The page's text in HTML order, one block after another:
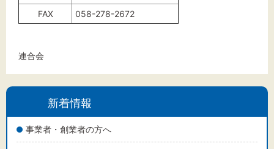
新着情報
事業者・創業者の方へ
FAX
058-278-2672
連合会